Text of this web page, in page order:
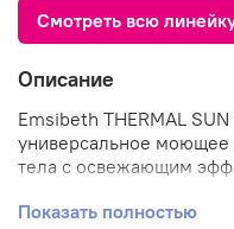
Смотреть всю
Описание
Emsibeth THERMAL SUN
универсальное моющее
тела с освежающим
бассейне или на
Показать полностью